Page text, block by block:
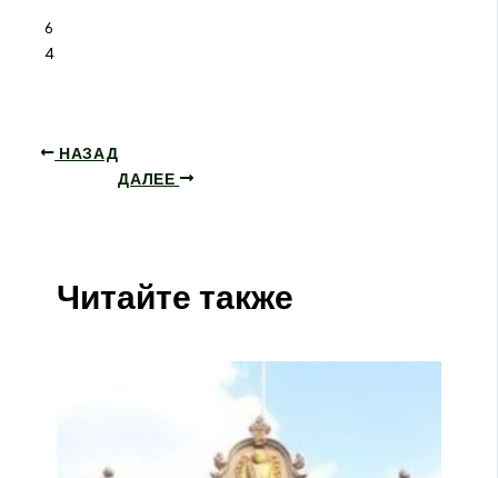
6
4
НАЗАД
ДАЛЕЕ
Читайте также